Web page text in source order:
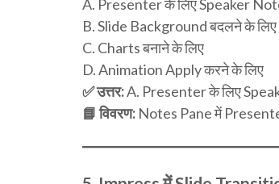
A. Presenter के लिए Speaker
B. Slide Background बदलने के लिए
C. Charts बनाने के लिए
D. Animation Apply करने के लिए
✅ उत्तर:A. Presenter के लिए
📘 विवरण: Notes Pane में